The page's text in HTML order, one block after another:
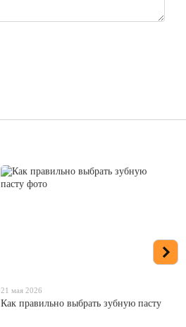
21 мая 2026
Как правильно выбрать зубную пасту